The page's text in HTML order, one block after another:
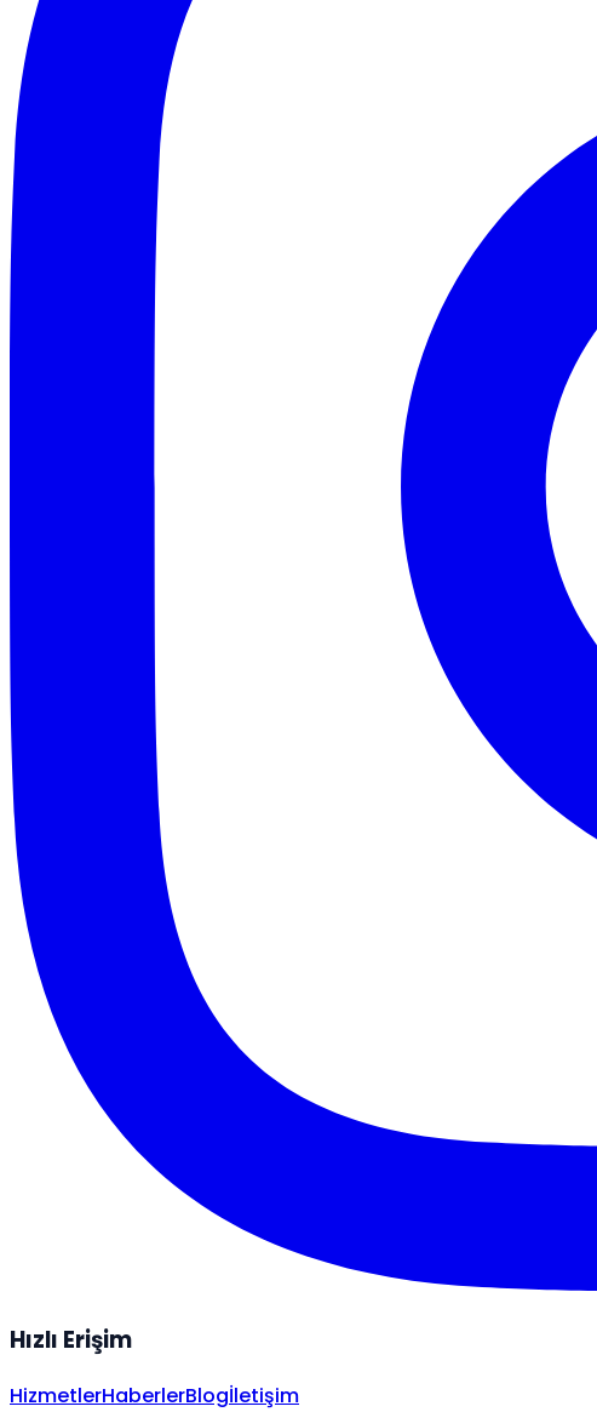
Hızlı Erişim
HizmetlerHaberlerBlogİletişim